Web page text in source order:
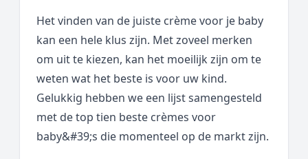
Het vinden van de juiste crème voor je baby
kan een hele klus zijn. Met zoveel merken
om uit te kiezen, kan het moeilijk zijn om te
weten wat het beste is voor uw kind.
Gelukkig hebben we een lijst samengesteld
met de top tien beste crèmes voor
baby&#39;s die momenteel op de markt zijn.